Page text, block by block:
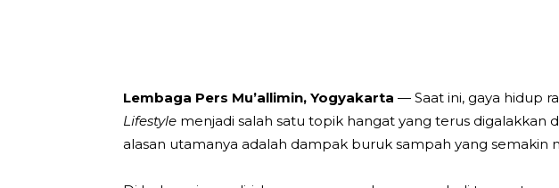
Lembaga Pers Mu’allimin, Yogyakarta — Saat ini, gaya hidup
Lifestyle menjadi salah satu topik hangat yang terus digalakkan
alasan utamanya adalah dampak buruk sampah yang semakin